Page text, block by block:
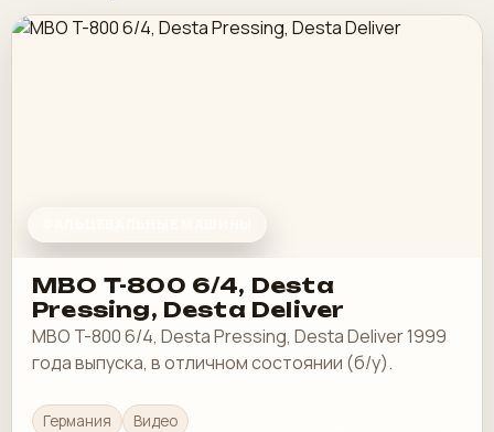
MBO T-800 6/4, Desta
Pressing, Desta Deliver
MBO T-800 6/4, Desta Pressing, Desta Deliver 1999
года выпуска, в отличном состоянии (б/у).
Германия Видео